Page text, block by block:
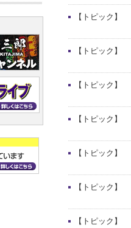
【トピック】
【トピック】
【トピック】
【トピック】
【トピック】
【トピック】
【トピック】